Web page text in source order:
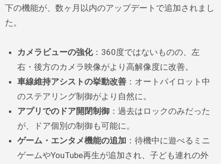
下の機能が、数ヶ月以内のアップデートで追加されまし
た。
カメラビューの強化：360度ではないものの、左
右・後方のカメラ映像がより高解像度に改善。
車線維持アシストの挙動改善 ：オートパイロット中
のステアリング制御がより自然に。
アプリでのドア開閉制御 ：過去はロックのみだった
が、ドア個別の制御も可能に。
ゲーム・エンタメ機能の追加 ：待機中に遊べるミニ
ゲームやYouTube再生が追加され、子ども連れの外